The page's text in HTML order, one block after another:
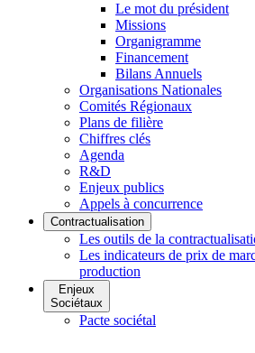
Le mot du président
Missions
Organigramme
Financement
Bilans Annuels
Organisations Nationales
Comités Régionaux
Plans de filière
Chiffres clés
Agenda
R&D
Enjeux publics
Appels à concurrence
Contractualisation
Les outils de la
Les indicateurs de prix de
production
Enjeux
Sociétaux
Pacte sociétal